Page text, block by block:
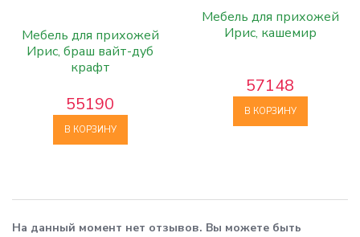
Мебель для прихожей
Ирис, браш вайт-дуб
крафт
55190
В КОРЗИНУ
Мебель для прихожей
Ирис, кашемир
57148
В КОРЗИНУ
На данный момент нет отзывов. Вы можете быть